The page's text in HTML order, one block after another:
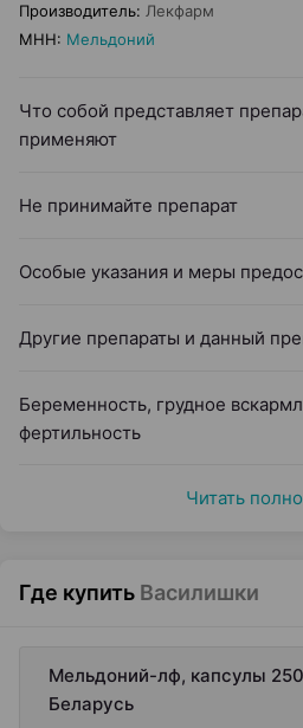
Производитель: Лекфарм
МНН: Мельдоний
Что собой представляет
применяют
Не принимайте препарат
Особые указания и меры
Другие препараты и данный
Беременность, грудное
фертильность
Читать
Где купить Василишки
Мельдоний-лф, капсулы
Беларусь